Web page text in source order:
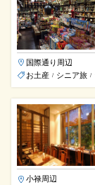
国際通り周辺
お土産 / シニア旅 /
小禄周辺